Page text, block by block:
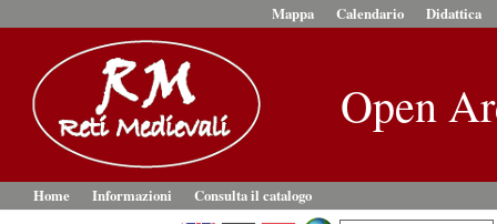
Mappa Calendario Didattica
Open
Home Informazioni
Consulta il catalogo